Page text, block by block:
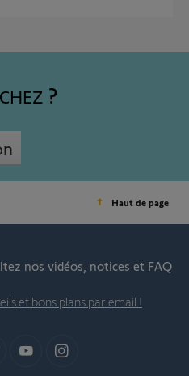
Haut de page
nos vidéos, notices et FAQ
et bons plans par email !